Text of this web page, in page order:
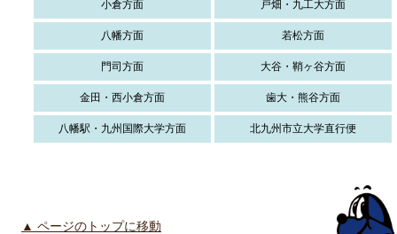
小倉方面 戸畑・九工大方面
八幡方面 若松方面
門司方面 大谷・鞘ヶ谷方面
金田・西小倉方面 歯大・熊谷方面
八幡駅・九州国際大学方面 北九州市立大学直行便
▲ ページのトップに移動